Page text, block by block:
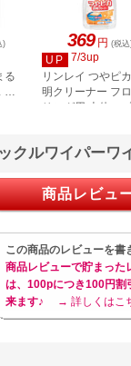
)
る
グ
369 円 (税
UP
7/3up
リンレイ つやピ
明クリーナー フ
リング用 本体スプ
クルワイパーワ
商品レビュ
この商品のレビューを書
商品レビューで貯まった
は、100pにつき100円割
来ます♪
→ 詳しくはこ